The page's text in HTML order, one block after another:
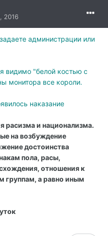
2016
администрации или
видимо "белой костью с
монитора все короли.
наказание
расизма и национализма.
на возбуждение
достоинства
пола, расы,
отношения к
группам, а равно иным